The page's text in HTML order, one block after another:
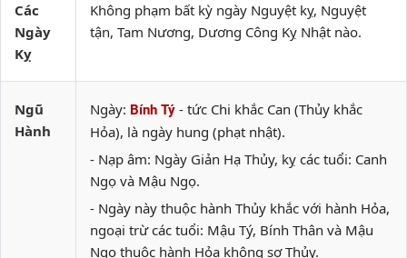
Các
Ngày
Kỵ
Không phạm bất kỳ ngày Nguyệt kỵ, Nguyệt
tận, Tam Nương, Dương Công Kỵ Nhật nào.
Ngũ
Hành
Ngày: Bính Tý - tức Chi khắc Can (Thủy khắc
Hỏa), là ngày hung (phạt nhật).
- Nạp âm: Ngày Giản Hạ Thủy, kỵ các tuổi: Canh
Ngọ và Mậu Ngọ.
- Ngày này thuộc hành Thủy khắc với hành Hỏa,
ngoại trừ các tuổi: Mậu Tý, Bính Thân và Mậu
Ngọ thuộc hành Hỏa không sợ Thủy.